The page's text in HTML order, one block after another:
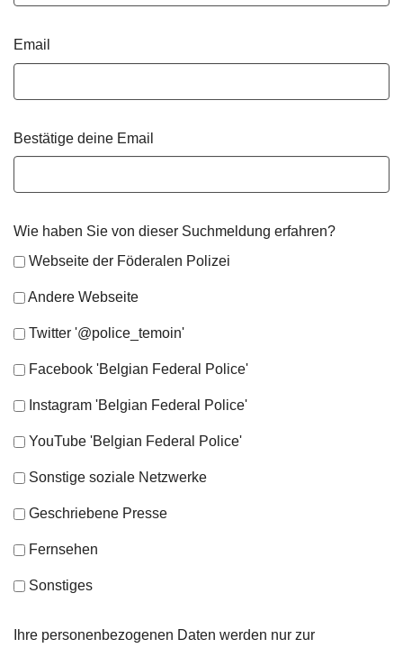
Email
Bestätige deine Email
Wie haben Sie von dieser Suchmeldung erfahren?
Webseite der Föderalen Polizei
Andere Webseite
Twitter '@police_temoin'
Facebook 'Belgian Federal Police'
Instagram 'Belgian Federal Police'
YouTube 'Belgian Federal Police'
Sonstige soziale Netzwerke
Geschriebene Presse
Fernsehen
Sonstiges
Ihre personenbezogenen Daten werden nur zur